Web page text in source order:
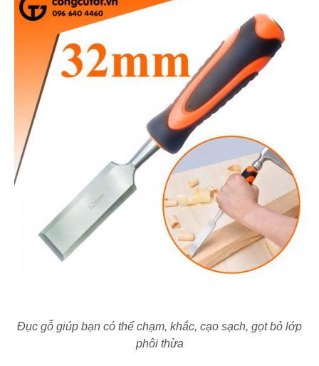
Đục gỗ giúp bạn có thể chạm, khắc, cạo sạch, gọt bỏ lớp
phôi thừa